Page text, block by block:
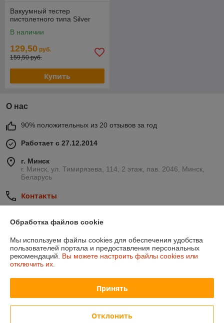
Вакуумный тестер
пистолетного типа Silver
В наличии
129,50 руб.
159,50 руб.
Купить
О нас
90% положительных из 20 отзывов за год
Работает с 27.12.2014
г. Минск
г. Минск, ул. Тимирязева, 114, 2 этаж, пав. 2046, Минск,
Беларусь
Контакты
Показать весь график работы
Отзывы о магазине
Обработка файлов cookie
Мы используем файлы cookies для обеспечения удобства
пользователей портала и предоставления персональных
рекомендаций. Вы можете настроить файлы cookies или
отключить их.
Принять
Отклонить